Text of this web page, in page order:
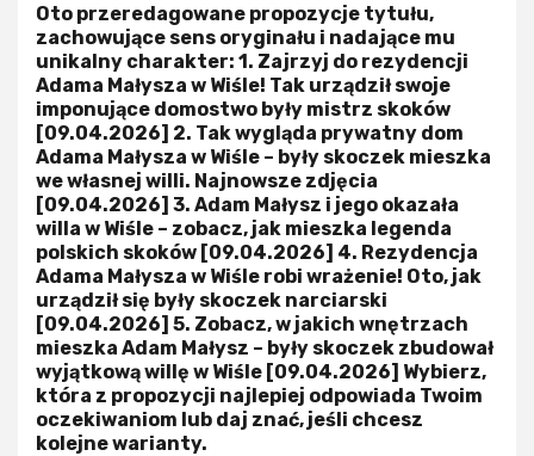
Oto przeredagowane propozycje tytułu,
zachowujące sens oryginału i nadające mu
unikalny charakter: 1. Zajrzyj do rezydencji
Adama Małysza w Wiśle! Tak urządził swoje
imponujące domostwo były mistrz skoków
[09.04.2026] 2. Tak wygląda prywatny dom
Adama Małysza w Wiśle – były skoczek mieszka
we własnej willi. Najnowsze zdjęcia
[09.04.2026] 3. Adam Małysz i jego okazała
willa w Wiśle – zobacz, jak mieszka legenda
polskich skoków [09.04.2026] 4. Rezydencja
Adama Małysza w Wiśle robi wrażenie! Oto, jak
urządził się były skoczek narciarski
[09.04.2026] 5. Zobacz, w jakich wnętrzach
mieszka Adam Małysz – były skoczek zbudował
wyjątkową willę w Wiśle [09.04.2026] Wybierz,
która z propozycji najlepiej odpowiada Twoim
oczekiwaniom lub daj znać, jeśli chcesz
kolejne warianty.